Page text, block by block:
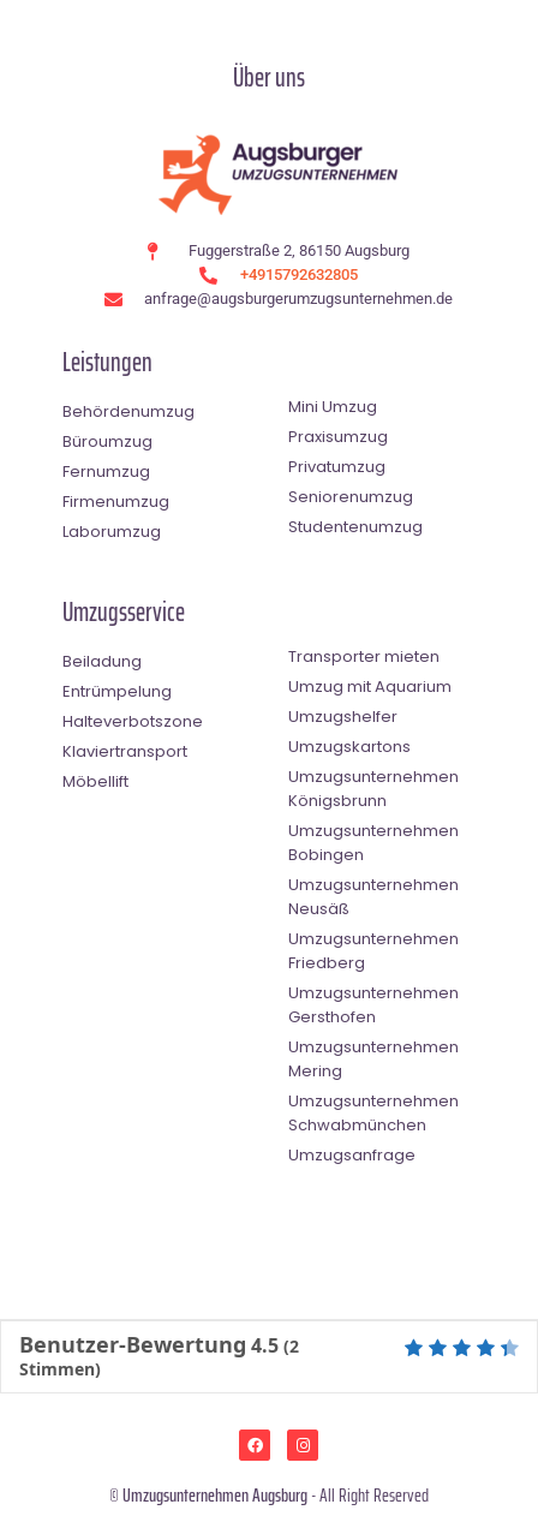
Über uns
Fuggerstraße 2, 86150 Augsburg
+4915792632805
anfrage@augsburgerumzugsunternehmen.de
Leistungen
Behördenumzug
Büroumzug
Fernumzug
Firmenumzug
Laborumzug
Mini Umzug
Praxisumzug
Privatumzug
Seniorenumzug
Studentenumzug
Umzugsservice
Beiladung
Entrümpelung
Halteverbotszone
Klaviertransport
Möbellift
Transporter mieten
Umzug mit Aquarium
Umzugshelfer
Umzugskartons
Umzugsunternehmen
Königsbrunn
Umzugsunternehmen
Bobingen
Umzugsunternehmen
Neusäß
Umzugsunternehmen
Friedberg
Umzugsunternehmen
Gersthofen
Umzugsunternehmen
Mering
Umzugsunternehmen
Schwabmünchen
Umzugsanfrage
Benutzer-Bewertung 4.5 (2
Stimmen)
©Umzugsunternehmen Augsburg- All Right Reserved